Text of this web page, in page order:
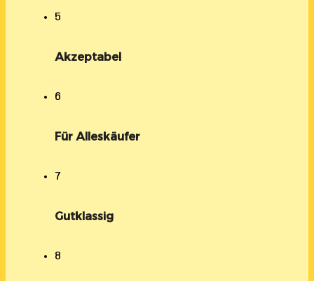
5
Akzeptabel
6
Für Alleskäufer
7
Gutklassig
8